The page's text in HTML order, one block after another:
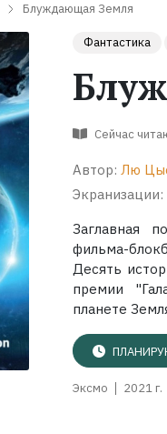
Блуждающая Земля
Фантастика
Сейчас
Автор: Лю
Экранизации:
Заглавная
фильма-
Десять
премии
планете
Эксмо 2021 г.